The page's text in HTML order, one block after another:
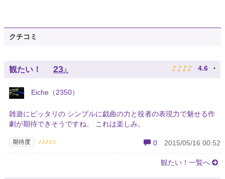
クチコミ
観たい！ 23人 ♪ ♪ ♪ ♪ ♪ 4.6
Eiche（2350）
雑遊にピッタリの シンプルに戯曲の力と役者の表現力で魅せる作
劇が期待できそうですね。 これは楽しみ。
期待度 ♪♪♪♪♪ 0 2015/05/16 00:52
観たい！一覧へ